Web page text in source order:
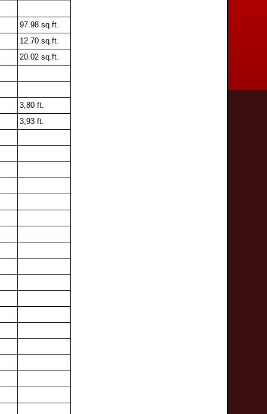
97.98 sq.ft.
12.70 sq.ft.
20.02 sq.ft.
3,80 ft.
3,93 ft.